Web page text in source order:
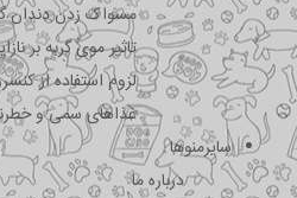
مسواک زدن دندان
تاثیر موی گربه بر
لزوم استفاده از
غذاهای سمی و
سایرمنوها
درباره ما